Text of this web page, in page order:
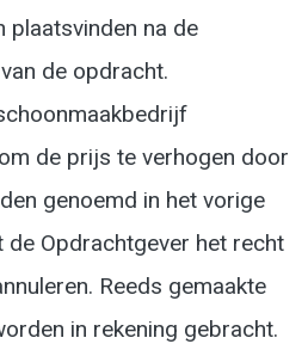
plaatsvinden na de
de opdracht.
de prijs te verhogen door
genoemd in het vorige
de Opdrachtgever het recht
Reeds gemaakte
in rekening gebracht.